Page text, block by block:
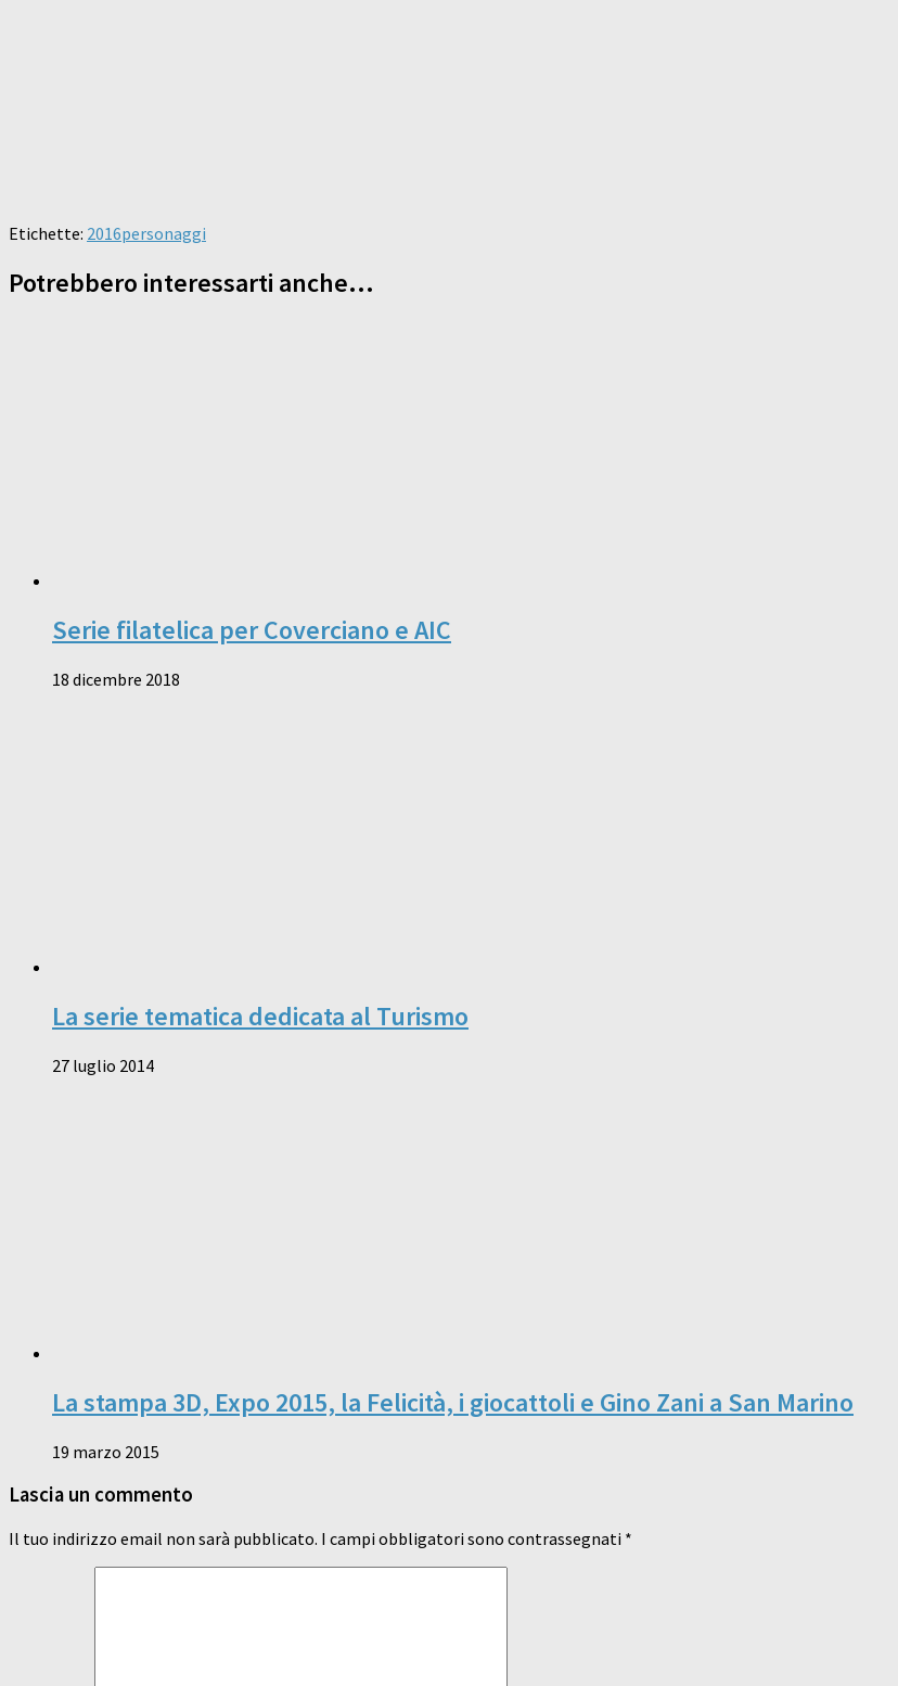
Etichette: 2016personaggi
Potrebbero interessarti anche...
Serie filatelica per Coverciano e AIC
18 dicembre 2018
La serie tematica dedicata al Turismo
27 luglio 2014
La stampa 3D, Expo 2015, la Felicità, i giocattoli e Gino Zani a San Marino
19 marzo 2015
Lascia un commento
Il tuo indirizzo email non sarà pubblicato. I campi obbligatori sono contrassegnati *